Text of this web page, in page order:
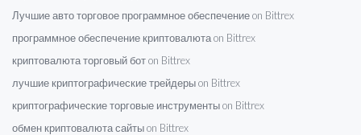
Лучшие авто торговое программное обеспечение on Bittrex
программное обеспечение криптовалюта on Bittrex
криптовалюта торговый бот on Bittrex
лучшие криптографические трейдеры on Bittrex
криптографические торговые инструменты on Bittrex
обмен криптовалюта сайты on Bittrex